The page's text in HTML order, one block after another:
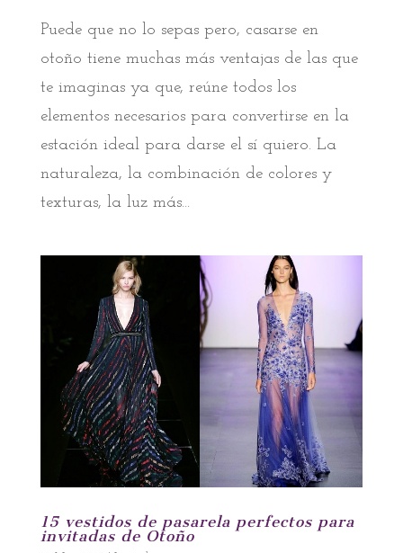
Puede que no lo sepas pero, casarse en
otoño tiene muchas más ventajas de las que
te imaginas ya que, reúne todos los
elementos necesarios para convertirse en la
estación ideal para darse el sí quiero. La
naturaleza, la combinación de colores y
texturas, la luz más...
15 vestidos de pasarela perfectos para
invitadas de Otoño